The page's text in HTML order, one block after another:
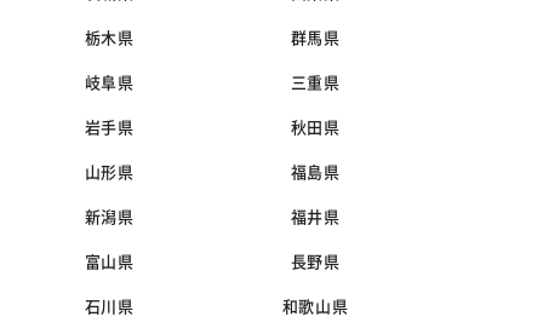
栃木県 群馬県
岐阜県 三重県
岩手県 秋田県
山形県 福島県
新潟県 福井県
富山県 長野県
石川県 和歌山県